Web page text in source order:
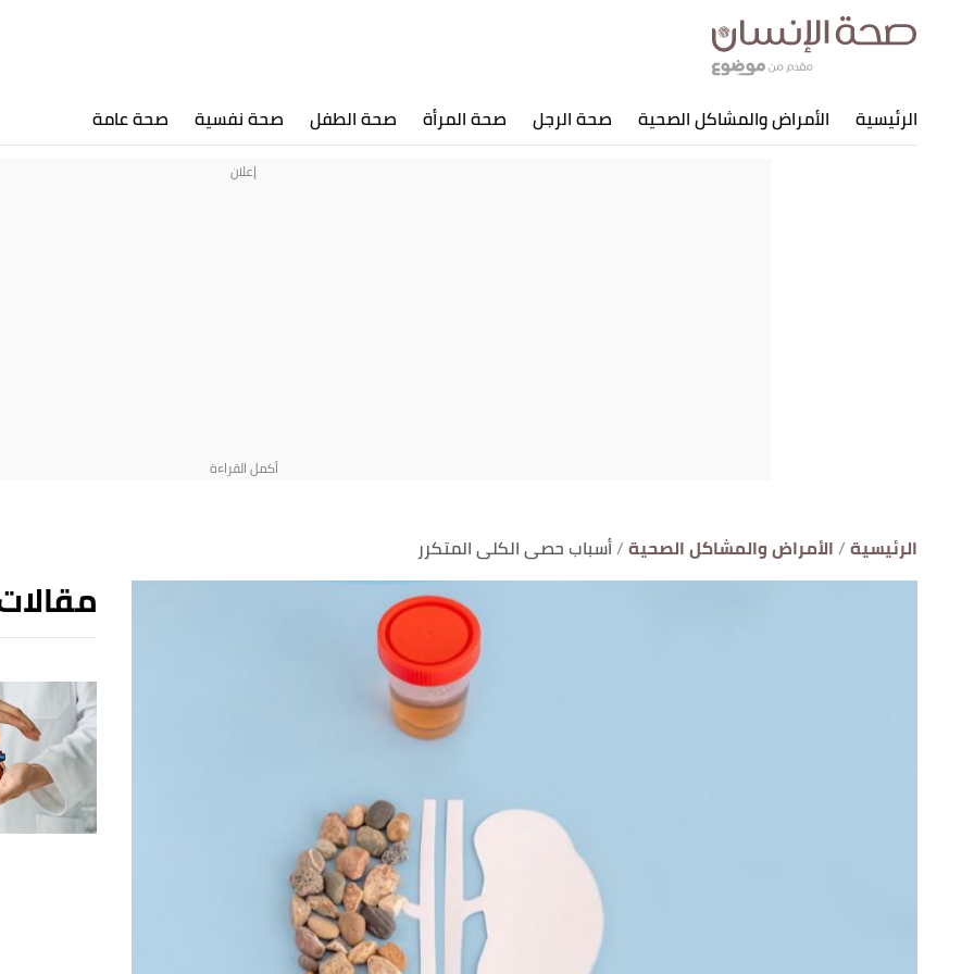
الرئيسية الأمراض والمشاكل الصحية صحة الرجل صحة المرأة صحة الطفل صحة نفسية صحة عامة
الرئيسية الأمراض والمشاكل الصحية أسباب حصى الكلى المتكرر